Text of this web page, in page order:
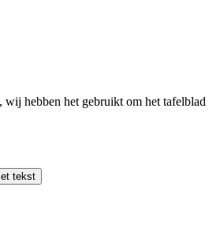
hebben het gebruikt om het tafelblad
tekst